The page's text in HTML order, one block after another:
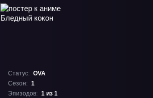
Статус: OVA
Сезон: 1
Эпизодов: 1 из 1